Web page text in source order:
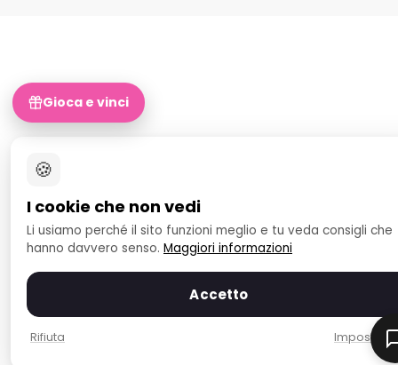
🍪
I cookie che non vedi
Li usiamo perché il sito funzioni meglio e tu veda consigli che
hanno davvero senso. Maggiori informazioni
Accetto
Rifiuta
Gioca e vinci